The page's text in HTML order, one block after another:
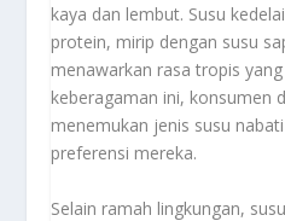
kaya dan lembut. Susu
protein, mirip dengan susu
menawarkan rasa tropis
keberagaman ini, konsumen
menemukan jenis susu
preferensi mereka.
Selain ramah lingkungan,